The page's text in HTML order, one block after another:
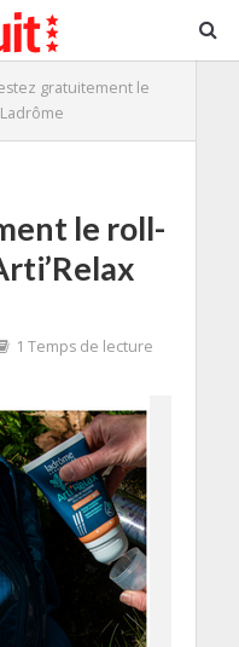
gratuitement le
le roll-
1 Temps de lecture